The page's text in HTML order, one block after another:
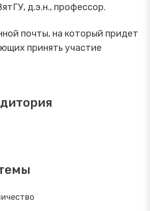
д.э.н., профессор.
почты, на который придет
принять участие